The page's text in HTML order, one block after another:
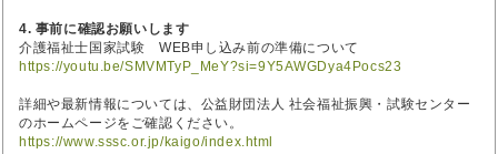
4. 事前に確認お願いします
介護福祉士国家試験 WEB申し込み前の準備について
https://youtu.be/SMVMTyP_MeY?si=9Y5AWGDya4Pocs23
詳細や最新情報については、公益財団法人 社会福祉振興・試験センター
のホームページをご確認ください。
https://www.sssc.or.jp/kaigo/index.html